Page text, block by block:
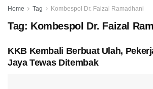
Home Tag Kombespol Dr. Faizal Ramadhani
Tag: Kombespol Dr. Faizal
KKB Kembali Berbuat Ulah,
Jaya Tewas Ditembak